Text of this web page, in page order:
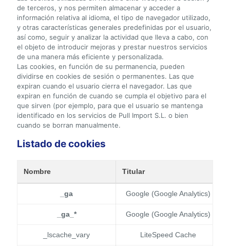
de terceros, y nos permiten almacenar y acceder a
información relativa al idioma, el tipo de navegador utilizado,
y otras características generales predefinidas por el usuario,
así como, seguir y analizar la actividad que lleva a cabo, con
el objeto de introducir mejoras y prestar nuestros servicios
de una manera más eficiente y personalizada.
Las cookies, en función de su permanencia, pueden
dividirse en cookies de sesión o permanentes. Las que
expiran cuando el usuario cierra el navegador. Las que
expiran en función de cuando se cumpla el objetivo para el
que sirven (por ejemplo, para que el usuario se mantenga
identificado en los servicios de Pull Import S.L. o bien
cuando se borran manualmente.
Listado de cookies
Nombre Titular
_ga Google (Google Analytics)
_ga_* Google (Google Analytics)
_lscache_vary LiteSpeed Cache